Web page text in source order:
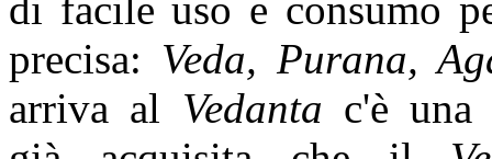
precisa: Veda, Purana,
arriva al Vedanta c'è una